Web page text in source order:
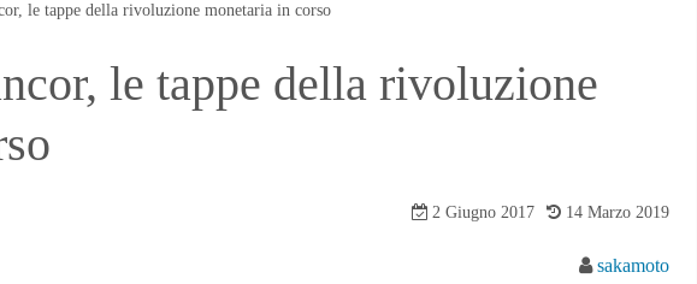
le tappe della rivoluzione monetaria in corso
le tappe della rivoluzione
2 Giugno 2017 14 Marzo 2019
sakamoto